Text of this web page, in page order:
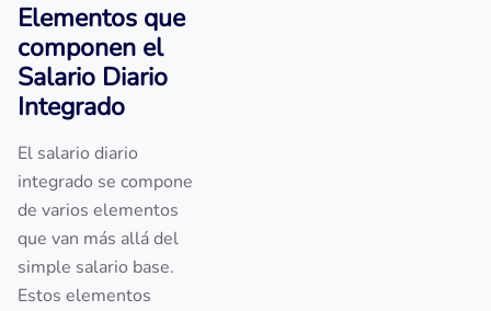
Elementos que
componen el
Salario Diario
Integrado
El salario diario
integrado se compone
de varios elementos
que van más allá del
simple salario base.
Estos elementos